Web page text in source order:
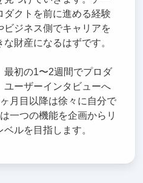
ダクトを前に進める経験
ビジネス側でキャリアを
財産になるはずです。
最初の1〜2週間でプロダ
ユーザーインタビューへ
月目以降は徐々に自分で
一つの機能を企画からリ
ルを目指します。